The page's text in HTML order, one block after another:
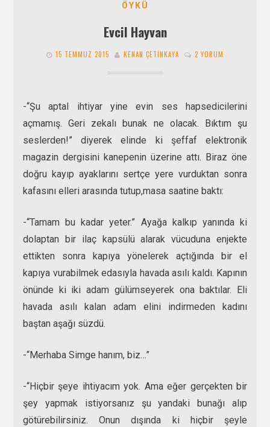
ÖYKÜ
Evcil Hayvan
15 TEMMUZ 2015 KENAN ÇETINKAYA 2 YORUM
-“Şu aptal ihtiyar yine evin ses hapsedicilerini
açmamış. Geri zekalı bunak ne olacak. Bıktım şu
seslerden!” diyerek elinde ki şeffaf elektronik
magazin dergisini kanepenin üzerine attı. Biraz öne
doğru kayıp ayaklarını sertçe yere vurduktan sonra
kafasını elleri arasında tutup,masa saatine baktı:
-“Tamam bu kadar yeter.” Ayağa kalkıp yanında ki
dolaptan bir ilaç kapsülü alarak vücuduna enjekte
ettikten sonra kapıya yönelerek açtığında bir el
kapıya vurabilmek edasıyla havada asılı kaldı. Kapının
önünde ki iki adam gülümseyerek ona baktılar. Eli
havada asılı kalan adam elini indirmeden kadını
baştan aşağı süzdü.
-“Merhaba Simge hanım, biz…”
-“Hiçbir şeye ihtiyacım yok. Ama eğer gerçekten bir
şey yapmak istiyorsanız şu yandaki bunağı alıp
götürebilirsiniz. Onun dışında ki hiçbir şeyle